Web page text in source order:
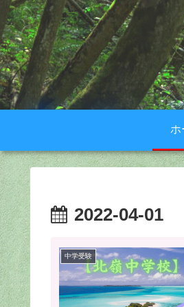
ホ
2022-04-01
中学受験